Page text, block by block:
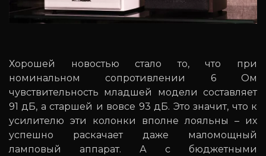
Хорошей новостью стало то, что при
номинальном сопротивлении 6 Ом
чувствительность младшей модели составляет
91 дБ, а старшей и вовсе 93 дБ. Это значит, что к
усилителю эти колонки вполне лояльны – их
успешно раскачает даже маломощный
ламповый аппарат. А с бюджетными